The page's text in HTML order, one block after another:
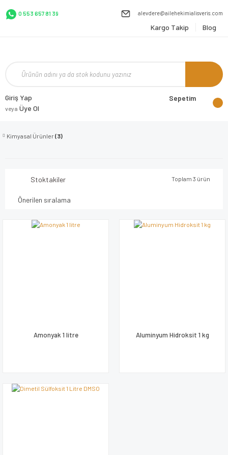
0 553 657 81 39 alevdere@ailehekimialisveris.com
Kargo Takip Blog
Giriş Yap
veya Üye Ol
Sepetim
Kimyasal Ürünler(3)
Stoktakiler Toplam 3 ürün
Amonyak 1 litre Aluminyum Hidroksit 1 kg